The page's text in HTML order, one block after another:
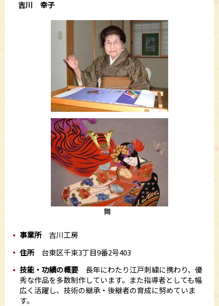
吉川 幸子
舞
事業所吉川工房
住所台東区千束3丁目9番2号403
技能・功績の概要長年にわたり江戸刺繍に携わり、優
秀な作品を多数制作しています。また指導者としても幅
広く活躍し、技術の継承・後継者の育成に努めていま
す。